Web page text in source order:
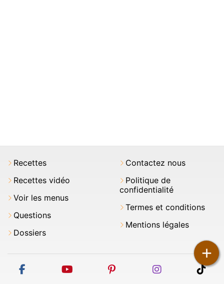
+
Recettes
Recettes vidéo
Voir les menus
Questions
Dossiers
Contactez nous
Politique de
confidentialité
Termes et conditions
Mentions légales
facebook youtube pinterest instagram